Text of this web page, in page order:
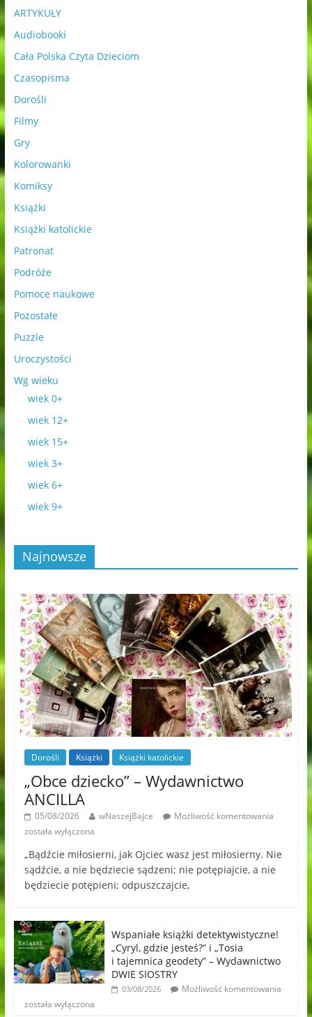
ARTYKUŁY
Audiobooki
Cała Polska Czyta Dzieciom
Czasopisma
Dorośli
Filmy
Gry
Kolorowanki
Komiksy
Książki
Książki katolickie
Patronat
Podróże
Pomoce naukowe
Pozostałe
Puzzle
Uroczystości
Wg wieku
wiek 0+
wiek 12+
wiek 15+
wiek 3+
wiek 6+
wiek 9+
Najnowsze
Dorośli Książki Książki katolickie
„Obce dziecko” – Wydawnictwo
ANCILLA
05/08/2026 wNaszejBajce
Możliwość komentowania
została wyłączona
„Bądźcie miłosierni, jak Ojciec wasz jest miłosierny. Nie
sądźcie, a nie będziecie sądzeni; nie potępiajcie, a nie
będziecie potępieni; odpuszczajcie,
Wspaniałe książki detektywistyczne!
„Cyryl, gdzie jesteś?” i „Tosia
i tajemnica geodety” – Wydawnictwo
DWIE SIOSTRY
03/08/2026
Możliwość komentowania
została wyłączona